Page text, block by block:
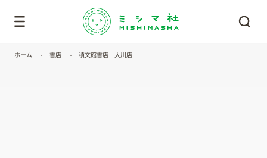
ホーム 書店 積文館書店 大川店